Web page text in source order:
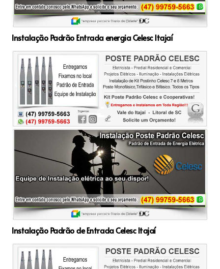
Instalação Padrão Entrada energia Celesc Itajaí
Instalação Padrão de Entrada Celesc Itajaí